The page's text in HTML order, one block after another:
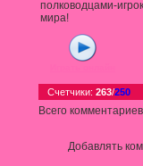
полководцами-
мира!
Счетчики: 263/250
Всего комментариев
Добавлять